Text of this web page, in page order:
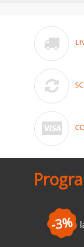
la prima comandă